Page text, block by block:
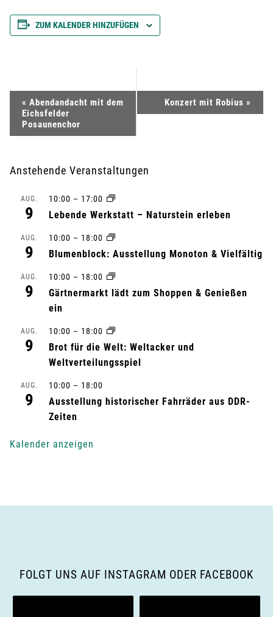
ZUM KALENDER HINZUFÜGEN
e
a
-
a
« Abendandacht mit dem
Eichsfelder
Posaunenchor
Konzert mit Robius »
Anstehende Veranstaltungen
AUG.
9
10:00 – 17:00
Lebende Werkstatt – Naturstein erleben
AUG.
9
10:00 – 18:00
Blumenblock: Ausstellung Monoton & Vielfältig
AUG.
9
10:00 – 18:00
Gärtnermarkt lädt zum Shoppen & Genießen
ein
AUG.
9
10:00 – 18:00
Brot für die Welt: Weltacker und
Weltverteilungsspiel
AUG.
9
10:00 – 18:00
Ausstellung historischer Fahrräder aus DDR-
Zeiten
Kalender anzeigen
FOLGT UNS AUF INSTAGRAM ODER FACEBOOK